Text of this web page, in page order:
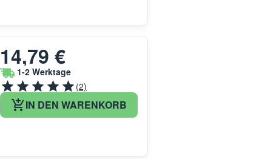
14,79 €
1-2 Werktage
(2)
IN DEN WARENKORB